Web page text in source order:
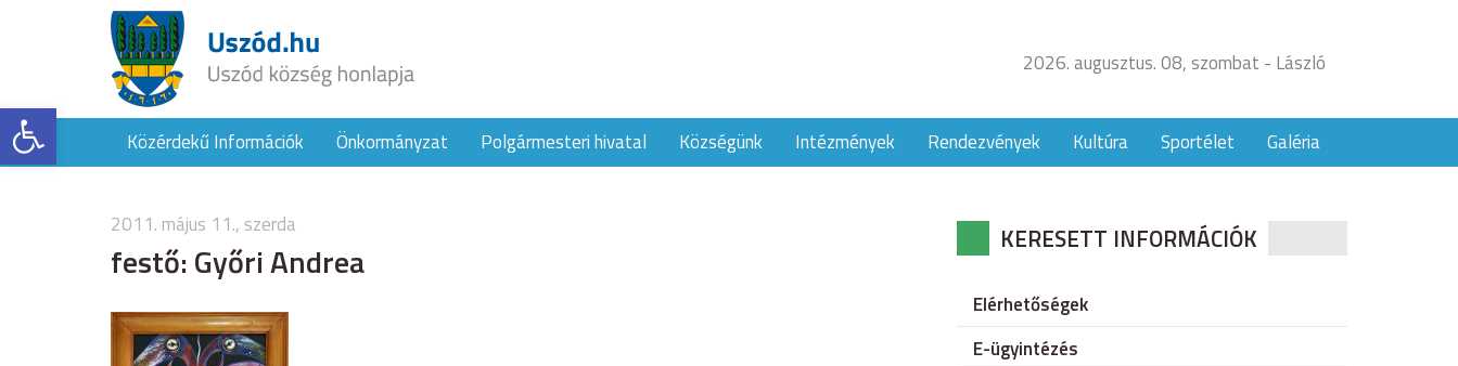
Eszköztár megnyitása
2026. augusztus. 08, szombat - László
Közérdekű Információk Önkormányzat Polgármesteri hivatal Községünk Intézmények Rendezvények Kultúra Sportélet Galéria
2011. május 11., szerda
festő: Győri Andrea KERESETT INFORMÁCIÓK
Elérhetőségek
E-ügyintézés